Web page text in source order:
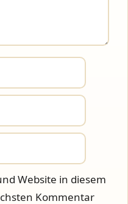
Website in diesem
Kommentar